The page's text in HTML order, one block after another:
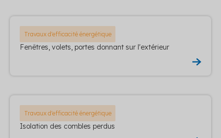
Travaux d'efficacité énergétique
Fenêtres, volets, portes donnant sur l'extérieur
Travaux d'efficacité énergétique
Isolation des combles perdus